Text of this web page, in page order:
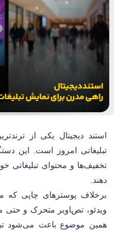
استند دیجیتال یکی از
تبلیغاتی امروز است. این
تخفیف‌ها و محتوای تبلیغاتی
دهند
برخلاف پوسترهای چاپی که
ویدئو، تصاویر متحرک و حتی
همین موضوع باعث می‌شود